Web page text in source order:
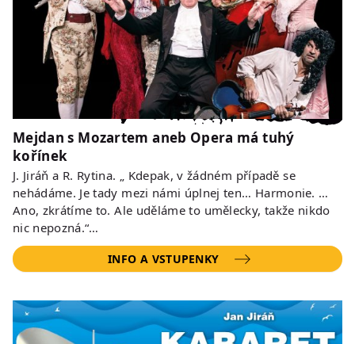
Mejdan s Mozartem aneb Opera má tuhý
kořínek
J. Jiráň a R. Rytina. „ Kdepak, v žádném případě se
nehádáme. Je tady mezi námi úplnej ten… Harmonie. …
Ano, zkrátíme to. Ale uděláme to umělecky, takže nikdo
nic nepozná.“…
INFO A VSTUPENKY